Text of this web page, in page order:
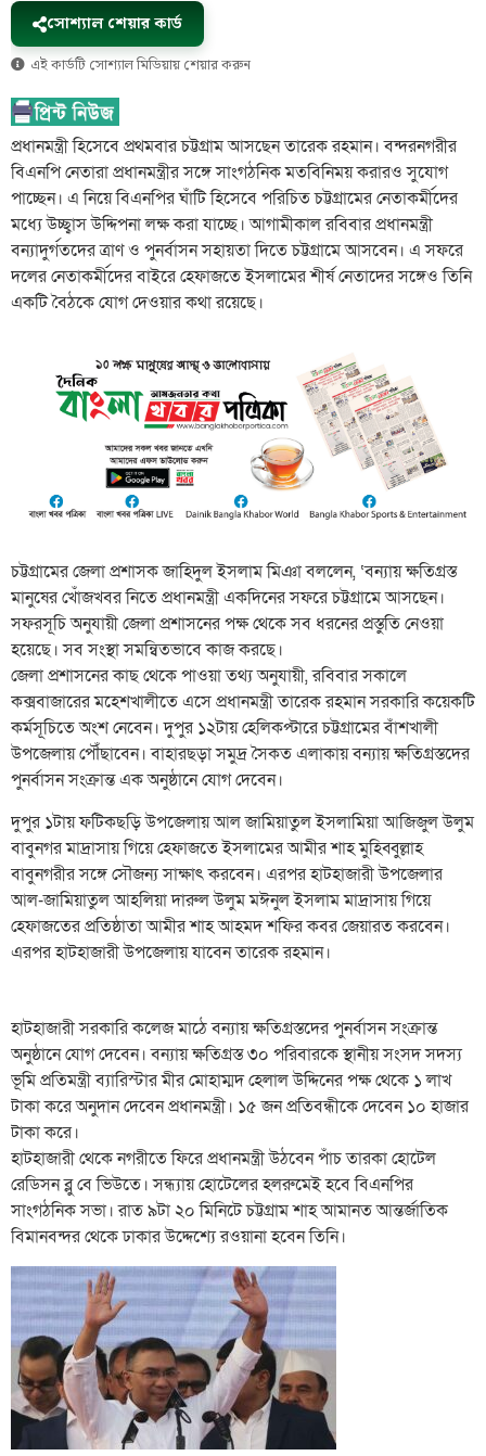
সোশ্যাল শেয়ার কার্ড
এই কার্ডটি সোশ্যাল মিডিয়ায় শেয়ার করুন
প্রধানমন্ত্রী হিসেবে প্রথমবার চট্টগ্রাম আসছেন তারেক রহমান। বন্দরনগরীর
বিএনপি নেতারা প্রধানমন্ত্রীর সঙ্গে সাংগঠনিক মতবিনিময় করারও সুযোগ
পাচ্ছেন। এ নিয়ে বিএনপির ঘাঁটি হিসেবে পরিচিত চট্টগ্রামের নেতাকর্মীদের
মধ্যে উচ্ছ্বাস উদ্দিপনা লক্ষ করা যাচ্ছে। আগামীকাল রবিবার প্রধানমন্ত্রী
বন্যাদুর্গতদের ত্রাণ ও পুনর্বাসন সহায়তা দিতে চট্টগ্রামে আসবেন। এ সফরে
দলের নেতাকর্মীদের বাইরে হেফাজতে ইসলামের শীর্ষ নেতাদের সঙ্গেও তিনি
একটি বৈঠকে যোগ দেওয়ার কথা রয়েছে।
চট্টগ্রামের জেলা প্রশাসক জাহিদুল ইসলাম মিঞা বললেন, ‘বন্যায় ক্ষতিগ্রস্ত
মানুষের খোঁজখবর নিতে প্রধানমন্ত্রী একদিনের সফরে চট্টগ্রামে আসছেন।
সফরসূচি অনুযায়ী জেলা প্রশাসনের পক্ষ থেকে সব ধরনের প্রস্তুতি নেওয়া
হয়েছে। সব সংস্থা সমন্বিতভাবে কাজ করছে।
জেলা প্রশাসনের কাছ থেকে পাওয়া তথ্য অনুযায়ী, রবিবার সকালে
কক্সবাজারের মহেশখালীতে এসে প্রধানমন্ত্রী তারেক রহমান সরকারি কয়েকটি
কর্মসূচিতে অংশ নেবেন। দুপুর ১২টায় হেলিকপ্টারে চট্টগ্রামের বাঁশখালী
উপজেলায় পৌঁছাবেন। বাহারছড়া সমুদ্র সৈকত এলাকায় বন্যায় ক্ষতিগ্রস্তদের
পুনর্বাসন সংক্রান্ত এক অনুষ্ঠানে যোগ দেবেন।
দুপুর ১টায় ফটিকছড়ি উপজেলায় আল জামিয়াতুল ইসলামিয়া আজিজুল উলুম
বাবুনগর মাদ্রাসায় গিয়ে হেফাজতে ইসলামের আমীর শাহ মুহিব্বুল্লাহ
বাবুনগরীর সঙ্গে সৌজন্য সাক্ষাৎ করবেন। এরপর হাটহাজারী উপজেলার
আল-জামিয়াতুল আহলিয়া দারুল উলুম মঈনুল ইসলাম মাদ্রাসায় গিয়ে
হেফাজতের প্রতিষ্ঠাতা আমীর শাহ আহমদ শফির কবর জেয়ারত করবেন।
এরপর হাটহাজারী উপজেলায় যাবেন তারেক রহমান।
হাটহাজারী সরকারি কলেজ মাঠে বন্যায় ক্ষতিগ্রস্তদের পুনর্বাসন সংক্রান্ত
অনুষ্ঠানে যোগ দেবেন। বন্যায় ক্ষতিগ্রস্ত ৩০ পরিবারকে স্থানীয় সংসদ সদস্য
ভূমি প্রতিমন্ত্রী ব্যারিস্টার মীর মোহাম্মদ হেলাল উদ্দিনের পক্ষ থেকে ১ লাখ
টাকা করে অনুদান দেবেন প্রধানমন্ত্রী। ১৫ জন প্রতিবন্ধীকে দেবেন ১০ হাজার
টাকা করে।
হাটহাজারী থেকে নগরীতে ফিরে প্রধানমন্ত্রী উঠবেন পাঁচ তারকা হোটেল
রেডিসন ব্লু বে ভিউতে। সন্ধ্যায় হোটেলের হলরুমেই হবে বিএনপির
সাংগঠনিক সভা। রাত ৯টা ২০ মিনিটে চট্টগ্রাম শাহ আমানত আন্তর্জাতিক
বিমানবন্দর থেকে ঢাকার উদ্দেশ্যে রওয়ানা হবেন তিনি।